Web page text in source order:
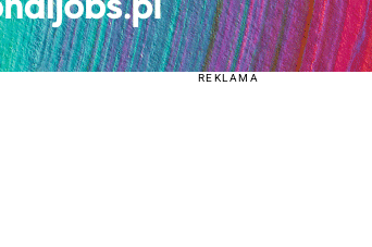
REKLAMA